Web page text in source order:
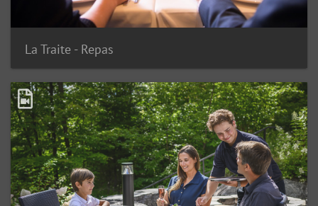
La Traite - Repas